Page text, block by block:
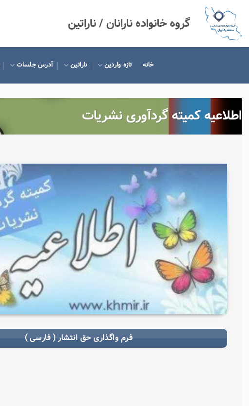
content
گروه خانواده نارانان / ناراتین
خانه تازه واردین ناراتین آدرس جلسات
اطلاعیه کمیته گردآوری نشریات
فرم واگذاری حق انتشار ( فارسی )